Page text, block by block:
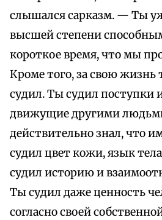
слышался сарказм. — Ты
высшей степени
короткое время, что мы
Кроме того, за свою жизнь
судил. Ты судил поступки
движущие другими
действительно знал, что
судил цвет кожи, язык
судил историю и
Ты судил даже ценность
согласно своей